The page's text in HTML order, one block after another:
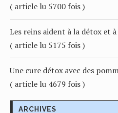
( article lu 5700 fois )
Les reins aident à la détox et
( article lu 5175 fois )
Une cure détox avec des
( article lu 4679 fois )
ARCHIVES